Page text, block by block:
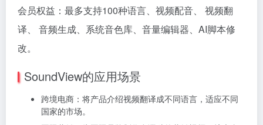
会员权益：最多支持100种语言、视频配音、 视频翻
译、 音频生成、系统音色库、音量编辑器、AI脚本修
改。
SoundView的应用场景
跨境电商：将产品介绍视频翻译成不同语言，适应不同
国家的市场。